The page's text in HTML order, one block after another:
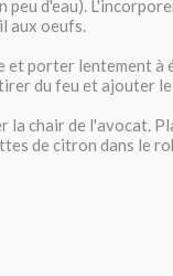
d'eau).
aux oeufs.
et porter lentement
du feu et ajouter
chair de l'avocat.
de citron dans le